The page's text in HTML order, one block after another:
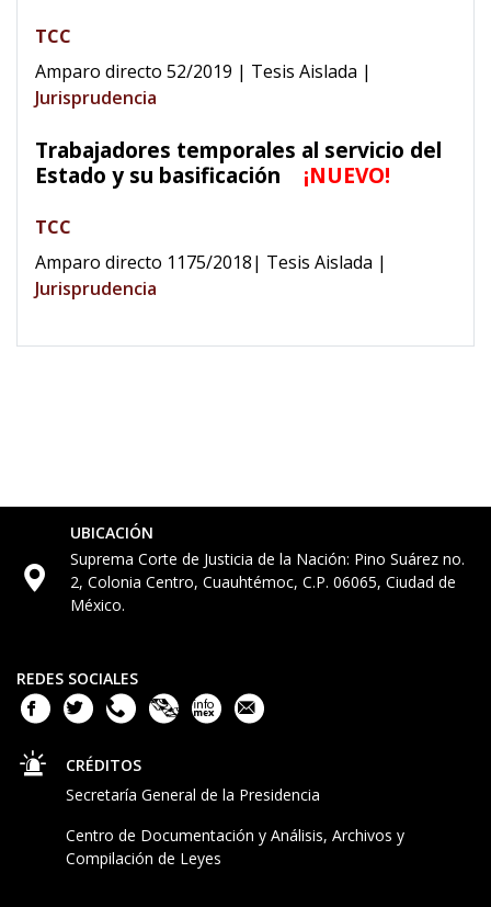
TCC
Amparo directo 52/2019 | Tesis Aislada |
Jurisprudencia
Trabajadores temporales al servicio del
Estado y su basificación
¡NUEVO!
TCC
Amparo directo 1175/2018| Tesis Aislada |
Jurisprudencia
UBICACIÓN
Suprema Corte de Justicia de la Nación: Pino Suárez no.
2, Colonia Centro, Cuauhtémoc, C.P. 06065, Ciudad de
México.
REDES SOCIALES
CRÉDITOS
Secretaría General de la Presidencia
Centro de Documentación y Análisis, Archivos y
Compilación de Leyes